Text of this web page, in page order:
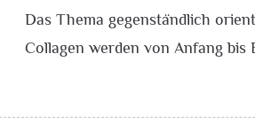
Das Thema gegenständlich
Collagen werden von Anfang bis